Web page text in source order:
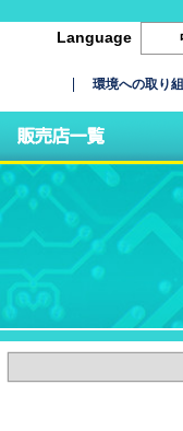
Language
環境への取り